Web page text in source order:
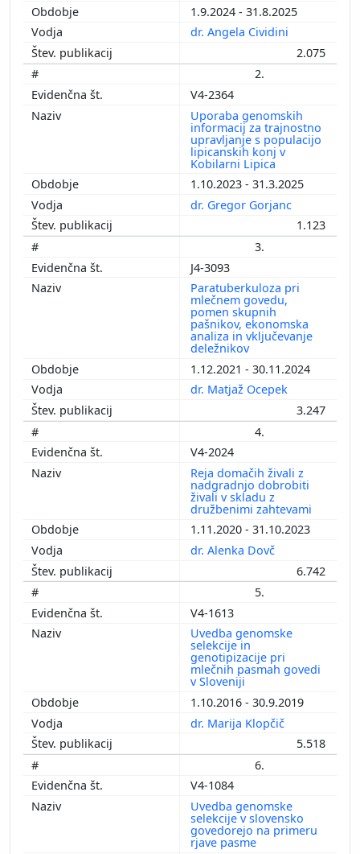
1.9.2024 - 31.8.2025
dr. Angela Cividini
2.075
2.
V4-2364
Uporaba genomskih
informacij za trajnostno
upravljanje s populacijo
lipicanskih konj v
Kobilarni Lipica
1.10.2023 - 31.3.2025
dr. Gregor Gorjanc
1.123
3.
J4-3093
Paratuberkuloza pri
mlečnem govedu,
pomen skupnih
pašnikov, ekonomska
analiza in vključevanje
deležnikov
1.12.2021 - 30.11.2024
dr. Matjaž Ocepek
3.247
4.
V4-2024
Reja domačih živali z
nadgradnjo dobrobiti
živali v skladu z
družbenimi zahtevami
1.11.2020 - 31.10.2023
dr. Alenka Dovč
6.742
5.
V4-1613
Uvedba genomske
selekcije in
genotipizacije pri
mlečnih pasmah govedi
v Sloveniji
1.10.2016 - 30.9.2019
dr. Marija Klopčič
5.518
6.
V4-1084
Uvedba genomske
selekcije v slovensko
govedorejo na primeru
rjave pasme